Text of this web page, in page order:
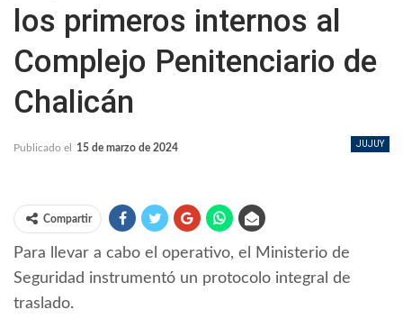
los primeros internos al
Complejo Penitenciario de
Chalicán
JUJUY
Publicado el 15 de marzo de 2024
Compartir
Para llevar a cabo el operativo, el Ministerio de
Seguridad instrumentó un protocolo integral de
traslado.